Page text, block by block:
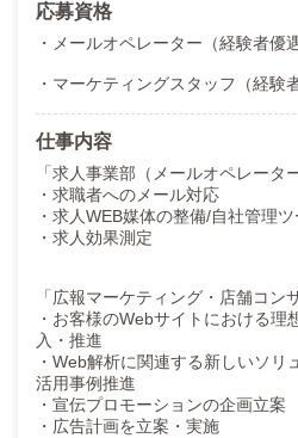
応募資格
・メールオペレーター（経験者優
・マーケティングスタッフ（経験
仕事内容
「求人事業部（メールオペレータ
・求職者へのメール対応
・求人WEB媒体の整備/自社管理
・求人効果測定
「広報マーケティング・店舗コン
・お客様のWebサイトにおける理
入・推進
・Web解析に関連する新しいソリ
活用事例推進
・宣伝プロモーションの企画立案
・広告計画を立案・実施